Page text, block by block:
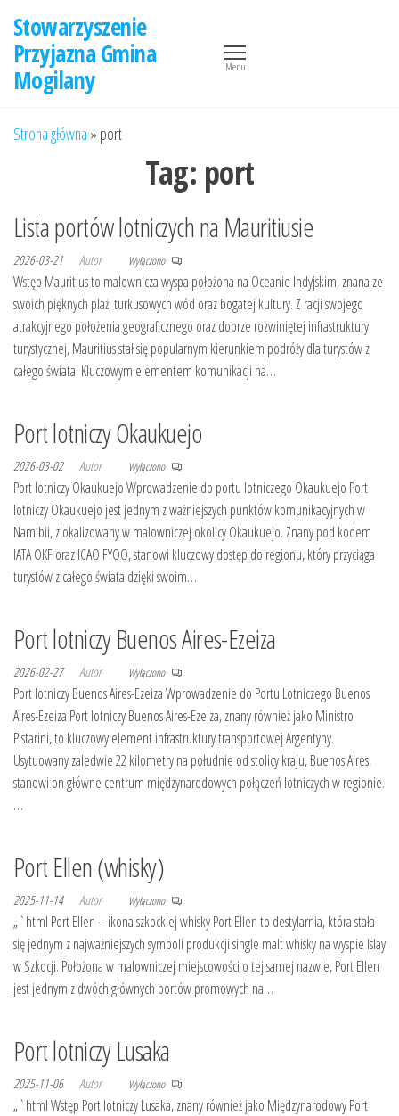
treści
Stowarzyszenie
Przyjazna Gmina
Mogilany
Menu
Strona główna » port
Tag: port
Lista portów lotniczych na Mauritiusie
2026-03-21 Autor Wyłączono
Wstęp Mauritius to malownicza wyspa położona na Oceanie Indyjskim, znana ze
swoich pięknych plaż, turkusowych wód oraz bogatej kultury. Z racji swojego
atrakcyjnego położenia geograficznego oraz dobrze rozwiniętej infrastruktury
turystycznej, Mauritius stał się popularnym kierunkiem podróży dla turystów z
całego świata. Kluczowym elementem komunikacji na…
Port lotniczy Okaukuejo
2026-03-02 Autor Wyłączono
Port lotniczy Okaukuejo Wprowadzenie do portu lotniczego Okaukuejo Port
lotniczy Okaukuejo jest jednym z ważniejszych punktów komunikacyjnych w
Namibii, zlokalizowany w malowniczej okolicy Okaukuejo. Znany pod kodem
IATA OKF oraz ICAO FYOO, stanowi kluczowy dostęp do regionu, który przyciąga
turystów z całego świata dzięki swoim…
Port lotniczy Buenos Aires-Ezeiza
2026-02-27 Autor Wyłączono
Port lotniczy Buenos Aires-Ezeiza Wprowadzenie do Portu Lotniczego Buenos
Aires-Ezeiza Port lotniczy Buenos Aires-Ezeiza, znany również jako Ministro
Pistarini, to kluczowy element infrastruktury transportowej Argentyny.
Usytuowany zaledwie 22 kilometry na południe od stolicy kraju, Buenos Aires,
stanowi on główne centrum międzynarodowych połączeń lotniczych w regionie.
…
Port Ellen (whisky)
2025-11-14 Autor Wyłączono
„`html Port Ellen – ikona szkockiej whisky Port Ellen to destylarnia, która stała
się jednym z najważniejszych symboli produkcji single malt whisky na wyspie Islay
w Szkocji. Położona w malowniczej miejscowości o tej samej nazwie, Port Ellen
jest jednym z dwóch głównych portów promowych na…
Port lotniczy Lusaka
2025-11-06 Autor Wyłączono
„`html Wstęp Port lotniczy Lusaka, znany również jako Międzynarodowy Port